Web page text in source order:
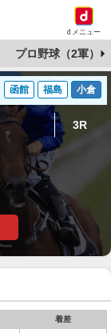
dメニュー
プロ野球（2軍）
函館 福島 小倉
3R
着差